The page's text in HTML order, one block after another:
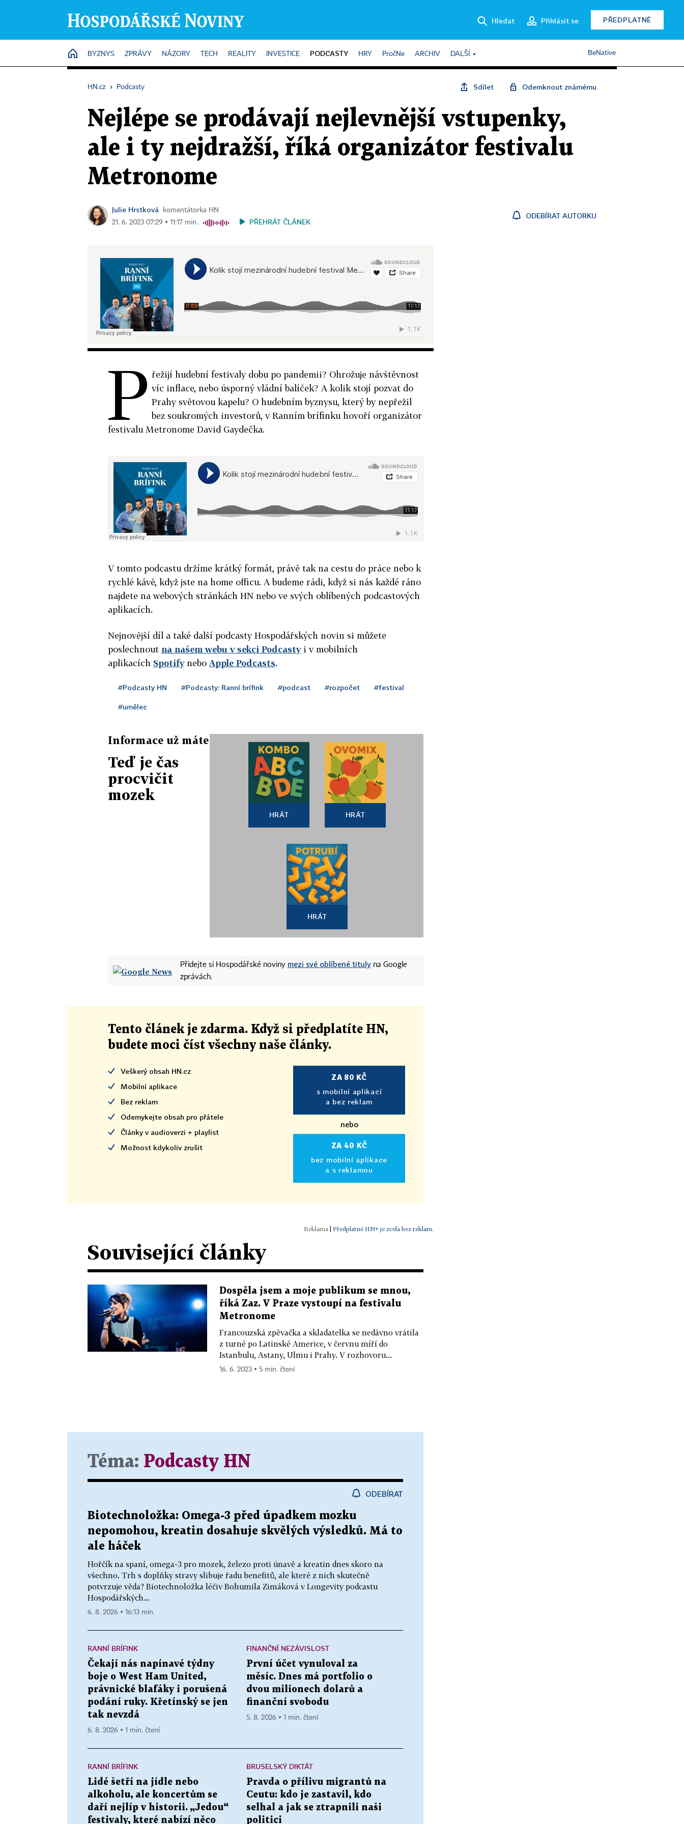
Hledat Přihlásit se PŘEDPLATNÉ
HOME
BYZNYS ZPRÁVY NÁZORY TECH REALITY INVESTICE PODCASTY HRY PročNe ARCHIV DALŠÍ BeNative
HN.cz › Podcasty Sdílet Odemknout známému
Nejlépe se prodávají nejlevnější vstupenky,
ale i ty nejdražší, říká organizátor festivalu
Metronome
Julie Hrstková
komentátorka HN
21. 6. 2023 07:29 ▪ 11:17 min.
PŘEHRÁT ČLÁNEK
ODEBÍRAT AUTORKU
P řežijí hudební festivaly dobu po pandemii? Ohrožuje návštěvnost
víc inflace, nebo úsporný vládní balíček? A kolik stojí pozvat do
Prahy světovou kapelu? O hudebním byznysu, který by nepřežil
bez soukromých investorů, v Ranním brífinku hovoří organizátor
festivalu Metronome David Gaydečka.
V tomto podcastu držíme krátký formát, právě tak na cestu do práce nebo k
rychlé kávě, když jste na home officu. A budeme rádi, když si nás každé ráno
najdete na webových stránkách HN nebo ve svých oblíbených podcastových
aplikacích.
Nejnovější díl a také další podcasty Hospodářských novin si můžete
poslechnout na našem webu v sekci Podcastyi v mobilních
aplikacích Spotifynebo Apple Podcasts.
#Podcasty HN #Podcasty: Ranní brífink #podcast #rozpočet #festival
#umělec
Informace už máte
Teď je čas
procvičit
mozek
HRÁT HRÁT
HRÁT
Přidejte si Hospodářské noviny mezi své oblíbené tituly na Google
zprávách.
Tento článek je zdarma. Když si předplatíte HN,
budete moci číst všechny naše články.
Veškerý obsah HN.cz
Mobilní aplikace
Bez reklam
Odemykejte obsah pro přátele
Články v audioverzi + playlist
Možnost kdykoliv zrušit
ZA 80 KČ
s mobilní aplikací
a bez reklam
nebo
ZA 40 KČ
bez mobilní aplikace
a s reklamou
Předplatné HN+ je zcela bez reklam.
Související články
Dospěla jsem a moje publikum se mnou,
říká Zaz. V Praze vystoupí na festivalu
Metronome
Francouzská zpěvačka a skladatelka se nedávno vrátila
z turné po Latinské Americe, v červnu míří do
Istanbulu, Astany, Ulmu i Prahy. V rozhovoru...
16. 6. 2023 ▪ 5 min. čtení
Téma: Podcasty HN
ODEBÍRAT
Biotechnoložka: Omega-3 před úpadkem mozku
nepomohou, kreatin dosahuje skvělých výsledků. Má to
ale háček
Hořčík na spaní, omega-3 pro mozek, železo proti únavě a kreatin dnes skoro na
všechno. Trh s doplňky stravy slibuje řadu benefitů, ale které z nich skutečně
potvrzuje věda? Biotechnoložka léčiv Bohumila Zimáková v Longevity podcastu
Hospodářských...
6. 8. 2026 ▪ 16:13 min.
RANNÍ BRÍFINK
Čekají nás napínavé týdny
boje o West Ham United,
právnické blafáky i porušená
podání ruky. Křetínský se jen
tak nevzdá
6. 8. 2026 ▪ 1 min. čtení
FINANČNÍ NEZÁVISLOST
První účet vynuloval za
měsíc. Dnes má portfolio o
dvou milionech dolarů a
finanční svobodu
5. 8. 2026 ▪ 1 min. čtení
RANNÍ BRÍFINK
Lidé šetří na jídle nebo
alkoholu, ale koncertům se
daří nejlíp v historii. „Jedou“
festivaly, které nabízí něco
BRUSELSKÝ DIKTÁT
Pravda o přílivu migrantů na
Ceutu: kdo je zastavil, kdo
selhal a jak se ztrapnili naši
politici